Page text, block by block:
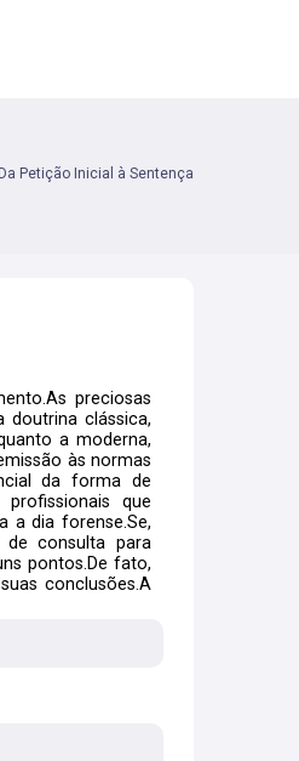
Petição Inicial à Sentença
preciosas
doutrina clássica,
a moderna,
às normas
da forma de
que
a dia forense.Se,
consulta para
pontos.De fato,
conclusões.A